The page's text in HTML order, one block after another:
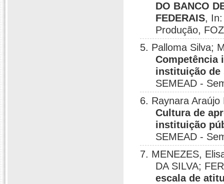
DO BANCO
FEDERAIS,
Produção,
5. Palloma Silva;
Competência
instituição de
SEMEAD -
6. Raynara
Cultura de
instituição
SEMEAD -
7. MENEZES,
DA SILVA;
escala de